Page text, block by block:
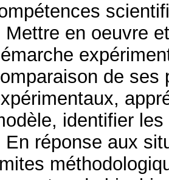
Mettre en oeuvre
de ses
identifier
En réponse aux